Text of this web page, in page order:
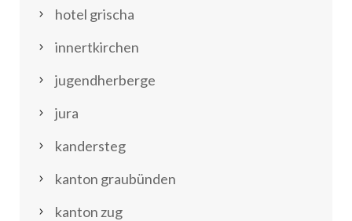
hotel grischa
innertkirchen
jugendherberge
jura
kandersteg
kanton graubünden
kanton zug